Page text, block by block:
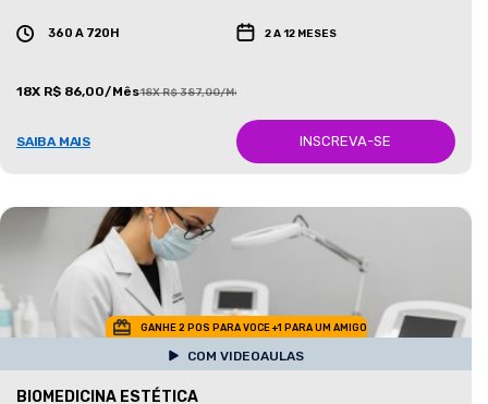
360 A 720H 2 A 12 MESES
18X R$ 86,00/Mês18X R$ 387,00/Mês
SAIBA MAIS INSCREVA-SE
GANHE 2 POS PARA VOCE +1 PARA UM AMIGO
COM VIDEOAULAS
BIOMEDICINA ESTÉTICA